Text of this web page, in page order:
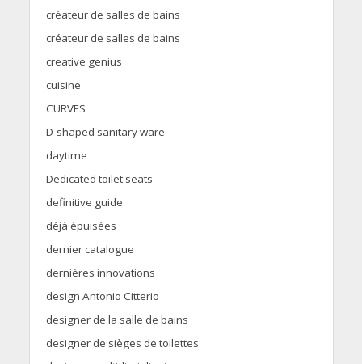
créateur de salles de bains
créateur de salles de bains
creative genius
cuisine
CURVES
D-shaped sanitary ware
daytime
Dedicated toilet seats
definitive guide
déjà épuisées
dernier catalogue
dernières innovations
design Antonio Citterio
designer de la salle de bains
designer de sièges de toilettes